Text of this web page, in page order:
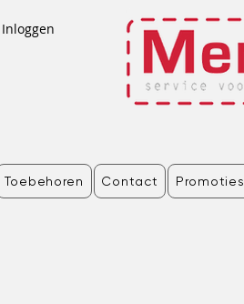
Inloggen
Toebehoren Contact Promoties